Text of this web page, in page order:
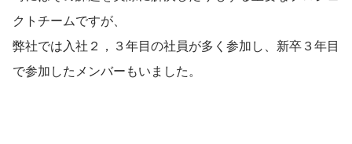
クトチームですが、
弊社では入社２，３年目の社員が多く参加し、新卒３年目
で参加したメンバーもいました。